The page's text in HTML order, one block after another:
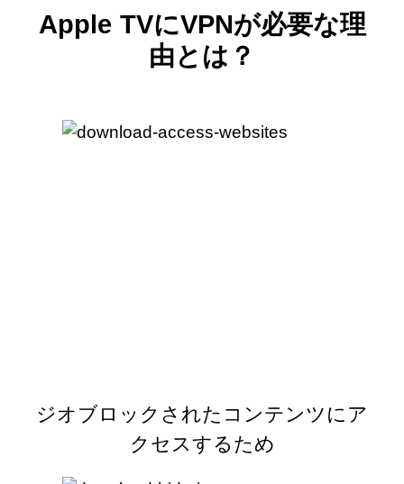
Apple TVにVPNが必要な理
由とは？
ジオブロックされたコンテンツにア
クセスするため